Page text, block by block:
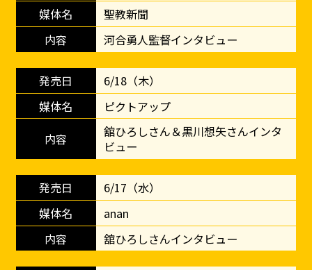
聖教新聞
河合勇人監督インタビュー
6/18（木）
ピクトアップ
舘ひろしさん＆黒川想矢さんインタ
ビュー
6/17（水）
anan
舘ひろしさんインタビュー